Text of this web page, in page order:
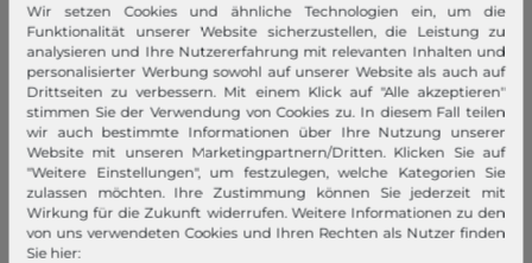
Impressum
AGB
Widerrufsrecht
Datenschutzerklärung
Datenschutzeinstellungen
Barrierefreiheitserklärung
Jobs
Unsere Stores
Wir setzen Cookies und ähnliche Technologien ein, um die
Funktionalität unserer Website sicherzustellen, die Leistung zu
analysieren und Ihre Nutzererfahrung mit relevanten Inhalten und
personalisierter Werbung sowohl auf unserer Website als auch auf
Drittseiten zu verbessern. Mit einem Klick auf "Alle akzeptieren"
stimmen Sie der Verwendung von Cookies zu. In diesem Fall teilen
wir auch bestimmte Informationen über Ihre Nutzung unserer
Website mit unseren Marketingpartnern/Dritten. Klicken Sie auf
"Weitere Einstellungen", um festzulegen, welche Kategorien Sie
zulassen möchten. Ihre Zustimmung können Sie jederzeit mit
Wirkung für die Zukunft widerrufen. Weitere Informationen zu den
von uns verwendeten Cookies und Ihren Rechten als Nutzer finden
Sie hier: